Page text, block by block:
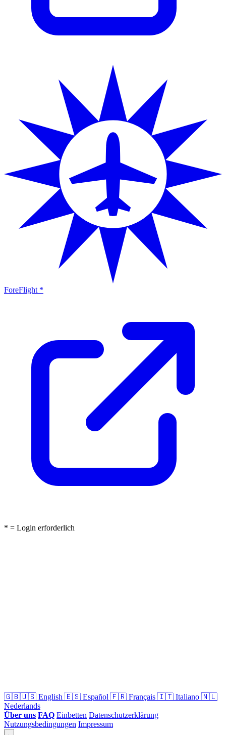
ForeFlight *
* = Login erforderlich
🇬🇧🇺🇸 English 🇪🇸 Español 🇫🇷 Français 🇮🇹 Italiano 🇳🇱
Nederlands
Über uns FAQ Einbetten Datenschutzerklärung
Nutzungsbedingungen Impressum